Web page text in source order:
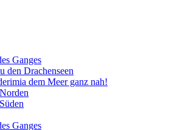
Ganges
den Drachenseen
dem Meer ganz nah!
Ganges